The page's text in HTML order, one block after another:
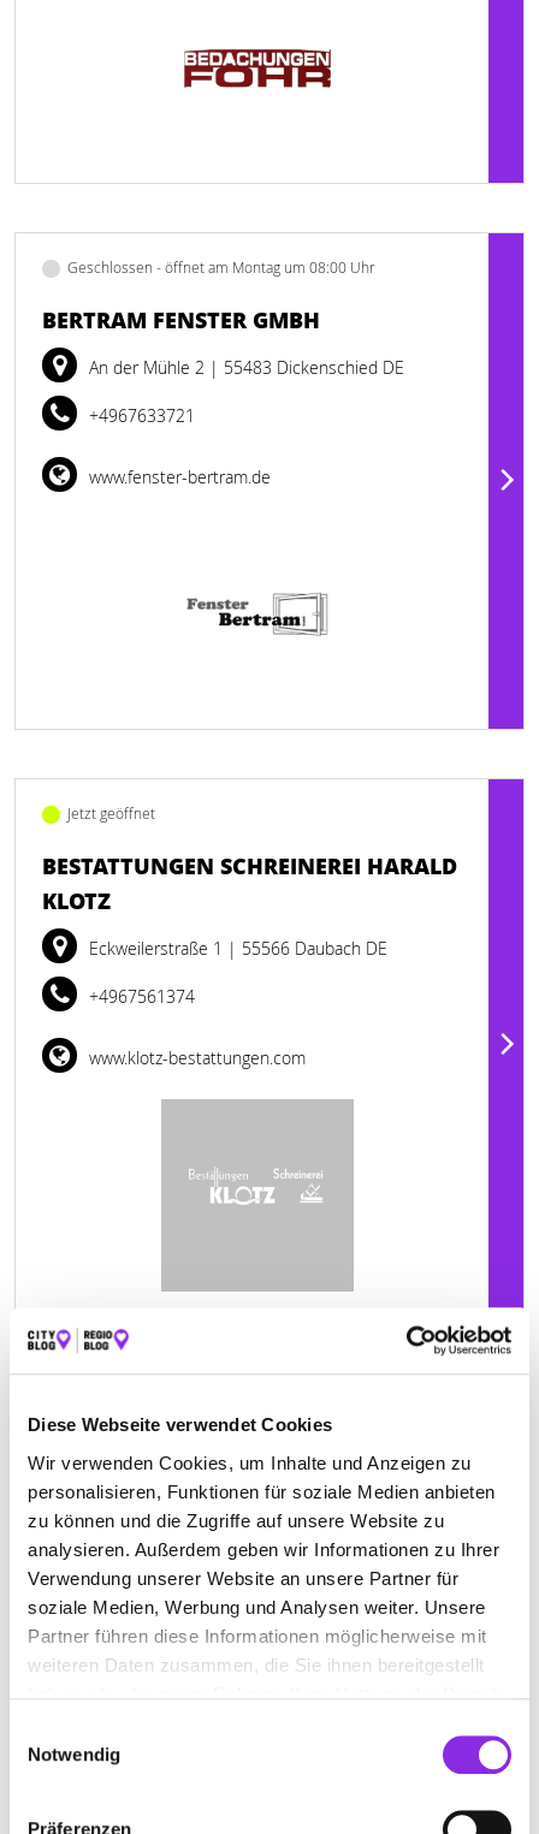
Diese Webseite verwendet Cookies
Wir verwenden Cookies, um Inhalte und Anzeigen zu
personalisieren, Funktionen für soziale Medien anbieten
zu können und die Zugriffe auf unsere Website zu
analysieren. Außerdem geben wir Informationen zu Ihrer
Verwendung unserer Website an unsere Partner für
soziale Medien, Werbung und Analysen weiter. Unsere
Partner führen diese Informationen möglicherweise mit
weiteren Daten zusammen, die Sie ihnen bereitgestellt
Notwendig
Präferenzen
Geschlossen - öffnet am Montag um 08:00 Uhr
BERTRAM FENSTER GMBH
An der Mühle 2 | 55483 Dickenschied DE
+4967633721
www.fenster-bertram.de
Jetzt geöffnet
BESTATTUNGEN SCHREINEREI HARALD
KLOTZ
Eckweilerstraße 1 | 55566 Daubach DE
+4967561374
www.klotz-bestattungen.com
Im Buß 11| 54497 Morbach DE
+496533959049
www.petry-dachdeckerei.de